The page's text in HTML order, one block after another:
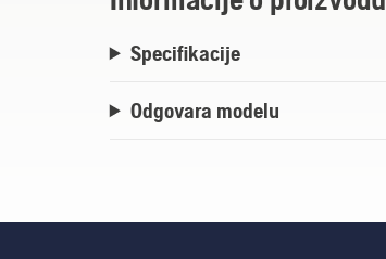
Specifikacije
Odgovara modelu